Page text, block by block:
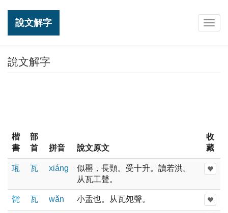
說文解字
說文解字
楷
書
部
首
拼音 說文原文
收
藏
瓨 瓦 xiánɡ
似罌，長頸。受十升。讀若洪。
从瓦工聲。
㼝 瓦 wǎn 小盂也。从瓦夗聲。